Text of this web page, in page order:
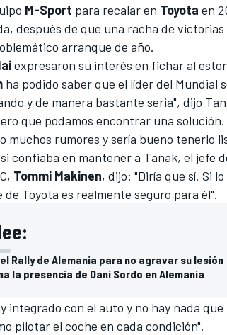
M-Sport para recalar en Toyota en
después de que una racha de
arranque de año.
expresaron su interés en fichar al
ha podido saber que el líder del Mundial
y de manera bastante seria", dijo
que podamos encontrar una
muchos rumores y sería bueno tenerlo
confiaba en mantener a Tanak, el jefe
Tommi Makinen, dijo: "Diría que sí. Si
Toyota es realmente seguro para él".
Rally de Alemania para no agravar su lesión
la presencia de Dani Sordo en Alemania
integrado con el auto y no hay nada
pilotar el coche en cada condición".